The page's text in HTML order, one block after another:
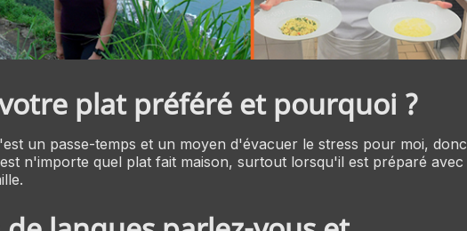
plat préféré et pourquoi ?
un passe-temps et un moyen d'évacuer le stress pour moi, donc
n'importe quel plat fait maison, surtout lorsqu'il est préparé avec